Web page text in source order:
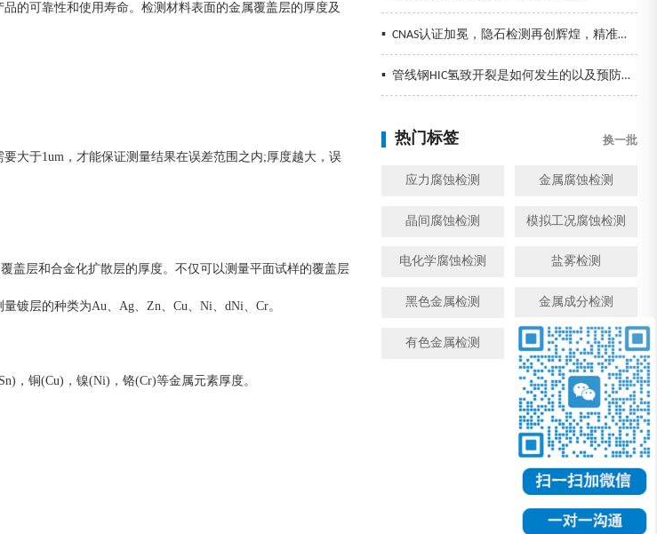
▪ CNAS认证加冕，隐石检测再创辉煌，精准检测助力企业发展！
▪ 管线钢HIC氢致开裂是如何发生的以及预防措施
热门标签 换一批
应力腐蚀检测 金属腐蚀检测
晶间腐蚀检测 模拟工况腐蚀检测
电化学腐蚀检测 盐雾检测
黑色金属检测 金属成分检测
有色金属检测 微观金相检测
的可靠性和使用寿命。检测材料表面的金属覆盖层的厚度及
大于1um，才能保证测量结果在误差范围之内;厚度越大，误
盖层和合金化扩散层的厚度。不仅可以测量平面试样的覆盖层
镀层的种类为Au、Ag、Zn、Cu、Ni、dNi、Cr。
，铜(Cu)，镍(Ni)，铬(Cr)等金属元素厚度。